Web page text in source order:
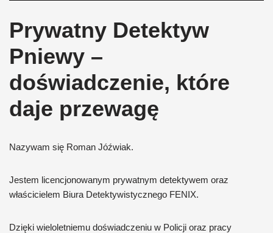
Prywatny Detektyw
Pniewy –
doświadczenie, które
daje przewagę
Nazywam się Roman Jóźwiak.
Jestem licencjonowanym prywatnym detektywem oraz
właścicielem Biura Detektywistycznego FENIX.
Dzięki wieloletniemu doświadczeniu w Policji oraz pracy